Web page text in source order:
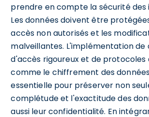
prendre en compte la sécurité des
Les données doivent être
accès non autorisés et les
malveillantes. L'implémentation
d'accès rigoureux et de protocoles
comme le chiffrement des
essentielle pour préserver non
complétude et l'exactitude des
aussi leur confidentialité. En